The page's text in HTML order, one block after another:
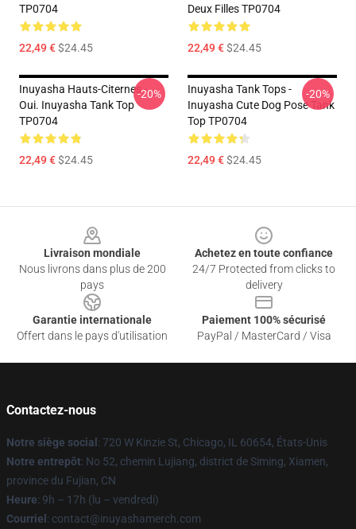
TP0704
22,49 €$24.45
Deux Filles TP0704
22,49 €$24.45
Inuyasha Hauts-Citernes -
Oui. Inuyasha Tank Top
TP0704
22,49 €$24.45
-20%
Inuyasha Tank Tops -
Inuyasha Cute Dog Pose Tank
Top TP0704
22,49 €$24.45
-20%
Livraison mondiale
Nous livrons dans plus de 200
pays
Achetez en toute confiance
24/7 Protected from clicks to
delivery
Garantie internationale
Offert dans le pays d'utilisation
Paiement 100% sécurisé
PayPal / MasterCard / Visa
Contactez-nous
Notre siège social : 720 W Kinzie St, Chicago, IL 60654, États-Unis
Notre entrepôt: No 52, chemin Lujiang, district de Siming, Xiamen,
province du Fujian, CN
Heure: 9h – 17h (lu – vendredi)
Courriel : contact@inuyashamerch.com